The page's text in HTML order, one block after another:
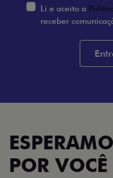
Li e aceito a
receber
POR VOCÊ